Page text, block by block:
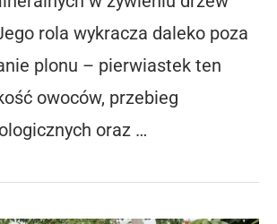
rola wykracza daleko poza
plonu – pierwiastek ten
owoców, przebieg
oraz …